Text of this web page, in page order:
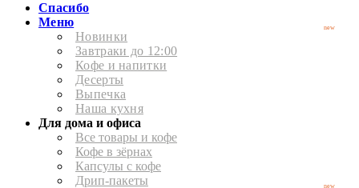
Спасибо
Меню
Новинки
new
Завтраки до 12:00
Кофе и напитки
Десерты
Выпечка
Наша кухня
Для дома и офиса
Все товары и кофе
Кофе в зёрнах
Капсулы с кофе
Дрип-пакеты
new